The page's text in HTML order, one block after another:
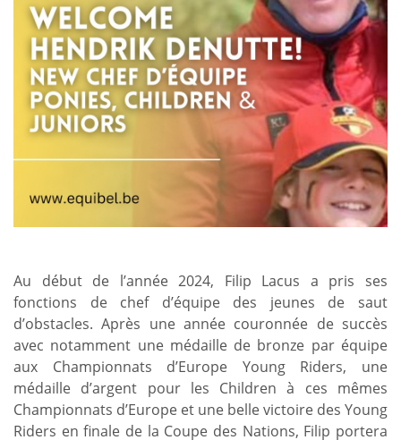
Au début de l’année 2024, Filip Lacus a pris ses
fonctions de chef d’équipe des jeunes de saut
d’obstacles. Après une année couronnée de succès
avec notamment une médaille de bronze par équipe
aux Championnats d’Europe Young Riders, une
médaille d’argent pour les Children à ces mêmes
Championnats d’Europe et une belle victoire des Young
Riders en finale de la Coupe des Nations, Filip portera